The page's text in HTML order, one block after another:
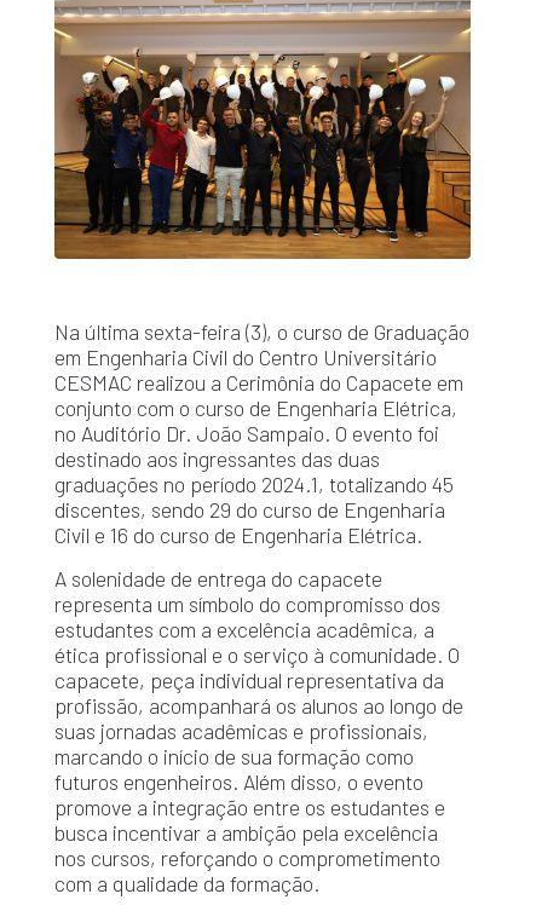
Na última sexta-feira (3), o curso de Graduação
em Engenharia Civil do Centro Universitário
CESMAC realizou a Cerimônia do Capacete em
conjunto com o curso de Engenharia Elétrica,
no Auditório Dr. João Sampaio. O evento foi
destinado aos ingressantes das duas
graduações no período 2024.1, totalizando 45
discentes, sendo 29 do curso de Engenharia
Civil e 16 do curso de Engenharia Elétrica.
A solenidade de entrega do capacete
representa um símbolo do compromisso dos
estudantes com a excelência acadêmica, a
ética profissional e o serviço à comunidade. O
capacete, peça individual representativa da
profissão, acompanhará os alunos ao longo de
suas jornadas acadêmicas e profissionais,
marcando o início de sua formação como
futuros engenheiros. Além disso, o evento
promove a integração entre os estudantes e
busca incentivar a ambição pela excelência
nos cursos, reforçando o comprometimento
com a qualidade da formação.